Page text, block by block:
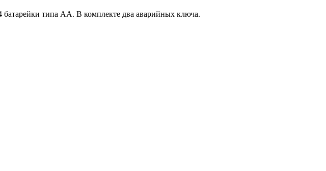
типа АА. В комплекте два аварийных ключа.